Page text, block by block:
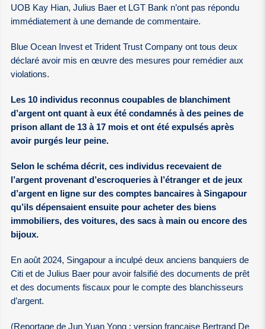
UOB Kay Hian, Julius Baer et LGT Bank n’ont pas répondu
immédiatement à une demande de commentaire.
Blue Ocean Invest et Trident Trust Company ont tous deux
déclaré avoir mis en œuvre des mesures pour remédier aux
violations.
Les 10 individus reconnus coupables de blanchiment
d’argent ont quant à eux été condamnés à des peines de
prison allant de 13 à 17 mois et ont été expulsés après
avoir purgés leur peine.
Selon le schéma décrit, ces individus recevaient de
l’argent provenant d’escroqueries à l’étranger et de jeux
d’argent en ligne sur des comptes bancaires à Singapour
qu’ils dépensaient ensuite pour acheter des biens
immobiliers, des voitures, des sacs à main ou encore des
bijoux.
En août 2024, Singapour a inculpé deux anciens banquiers de
Citi et de Julius Baer pour avoir falsifié des documents de prêt
et des documents fiscaux pour le compte des blanchisseurs
d’argent.
(Reportage de Jun Yuan Yong ; version française Bertrand De